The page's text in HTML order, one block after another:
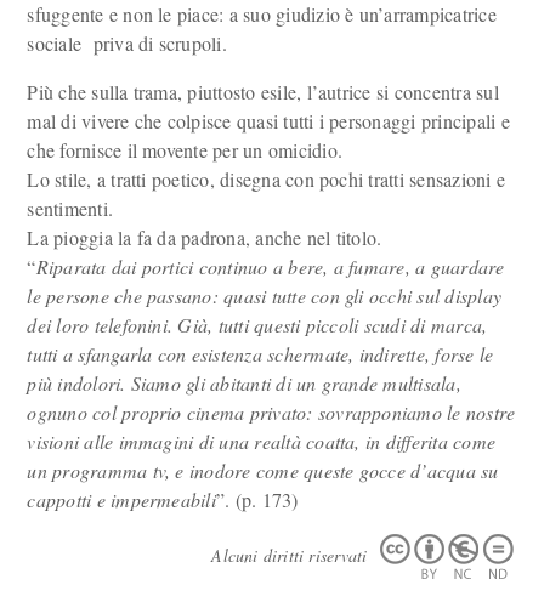
sfuggente e non le piace: a suo giudizio è un’arrampicatrice
sociale priva di scrupoli.
Più che sulla trama, piuttosto esile, l’autrice si concentra sul
mal di vivere che colpisce quasi tutti i personaggi principali e
che fornisce il movente per un omicidio.
Lo stile, a tratti poetico, disegna con pochi tratti sensazioni e
sentimenti.
La pioggia la fa da padrona, anche nel titolo.
“Riparata dai portici continuo a bere, a fumare, a guardare
le persone che passano: quasi tutte con gli occhi sul display
dei loro telefonini. Già, tutti questi piccoli scudi di marca,
tutti a sfangarla con esistenza schermate, indirette, forse le
più indolori. Siamo gli abitanti di un grande multisala,
ognuno col proprio cinema privato: sovrapponiamo le nostre
visioni alle immagini di una realtà coatta, in differita come
un programma tv, e inodore come queste gocce d’acqua su
cappotti e impermeabili”. (p. 173)
Alcuni diritti riservati